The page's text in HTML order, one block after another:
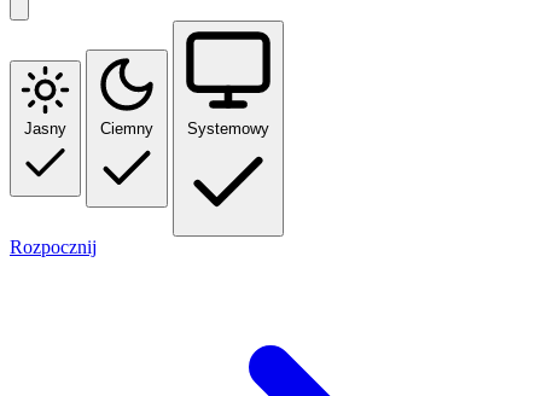
Jasny Ciemny Systemowy
Rozpocznij